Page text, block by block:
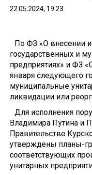
22.05.2024, 19.23
По ФЗ «О внесении
государственных и
предприятиях» и ФЗ
января следующего
муниципальные
ликвидации или
Для исполнения
Владимира Путина и
Правительстве
утверждены планы-
соответствующих
унитарных